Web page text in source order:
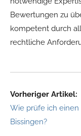
Bewertungen zu
kompetent durch
rechtliche
Vorheriger Artikel:
Wie prüfe ich einen
Bissingen?